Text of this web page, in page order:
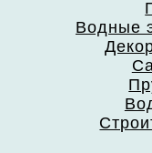
Водные